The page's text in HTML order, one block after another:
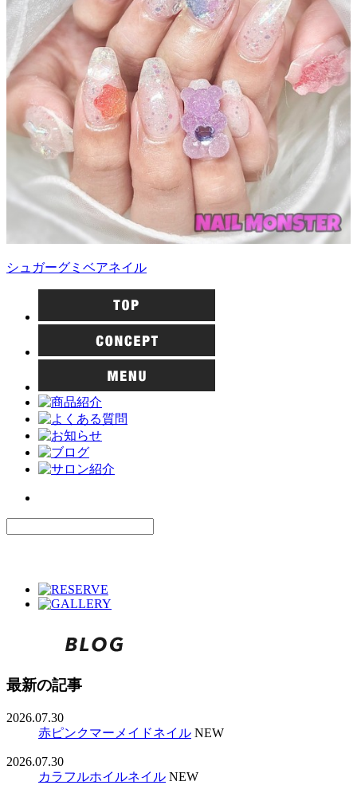
シュガーグミベアネイル
最新の記事
2026.07.30
赤ピンクマーメイドネイル NEW
2026.07.30
カラフルホイルネイル NEW